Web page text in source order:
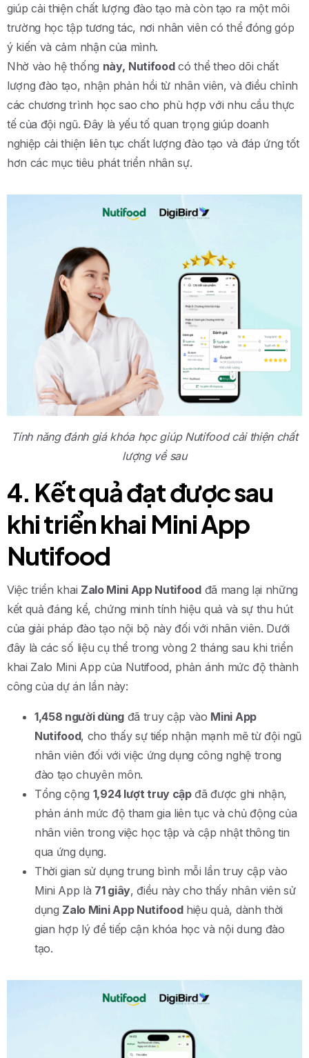
giúp cải thiện chất lượng đào tạo mà còn tạo ra một môi
trường học tập tương tác, nơi nhân viên có thể đóng góp
ý kiến và cảm nhận của mình.
Nhờ vào hệ thống này, Nutifoodcó thể theo dõi chất
lượng đào tạo, nhận phản hồi từ nhân viên, và điều chỉnh
các chương trình học sao cho phù hợp với nhu cầu thực
tế của đội ngũ. Đây là yếu tố quan trọng giúp doanh
nghiệp cải thiện liên tục chất lượng đào tạo và đáp ứng tốt
hơn các mục tiêu phát triển nhân sự.
Tính năng đánh giá khóa học giúp Nutifood cải thiện chất
lượng về sau
4. Kết quả đạt được sau
khi triển khai Mini App
Nutifood
Việc triển khai Zalo Mini App Nutifoodđã mang lại những
kết quả đáng kể, chứng minh tính hiệu quả và sự thu hút
của giải pháp đào tạo nội bộ này đối với nhân viên. Dưới
đây là các số liệu cụ thể trong vòng 2 tháng sau khi triển
khai Zalo Mini App của Nutifood, phản ánh mức độ thành
công của dự án lần này:
1,458 người dùngđã truy cập vào Mini App
Nutifood, cho thấy sự tiếp nhận mạnh mẽ từ đội ngũ
nhân viên đối với việc ứng dụng công nghệ trong
đào tạo chuyên môn.
Tổng cộng 1,924 lượt truy cậpđã được ghi nhận,
phản ánh mức độ tham gia liên tục và chủ động của
nhân viên trong việc học tập và cập nhật thông tin
qua ứng dụng.
Thời gian sử dụng trung bình mỗi lần truy cập vào
Mini App là 71 giây, điều này cho thấy nhân viên sử
dụng Zalo Mini App Nutifoodhiệu quả, dành thời
gian hợp lý để tiếp cận khóa học và nội dung đào
tạo.